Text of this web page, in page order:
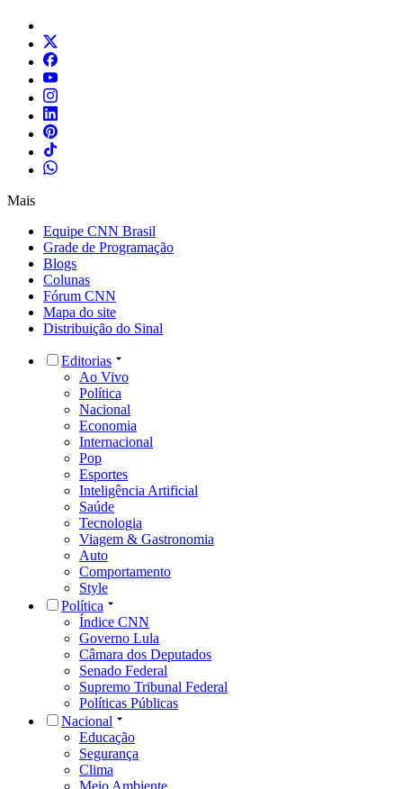
Mais
Equipe CNN Brasil
Grade de Programação
Blogs
Colunas
Fórum CNN
Mapa do site
Distribuição do Sinal
Editorias
Ao Vivo
Política
Nacional
Economia
Internacional
Pop
Esportes
Inteligência Artificial
Saúde
Tecnologia
Viagem & Gastronomia
Auto
Comportamento
Style
Política
Índice CNN
Governo Lula
Câmara dos Deputados
Senado Federal
Supremo Tribunal Federal
Políticas Públicas
Nacional
Educação
Segurança
Clima
Meio Ambiente